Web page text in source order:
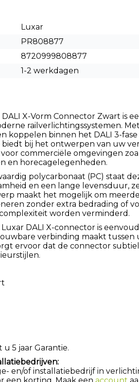
Luxar
PR808877
8720999808877
1-2 werkdagen
DALI X-Vorm Connector Zwart is
railverlichtingssystemen.
koppelen binnen het DALI 3-fase
biedt bij het ontwerpen van uw
commerciële omgevingen
en horecagelegenheden.
polycarbonaat (PC) staat
en een lange levensduur,
maakt het mogelijk om
zonder extra bedrading of
worden verminderd.
DALI X-connector is
verbinding maakt tussen
ervoor dat de connector
5 jaar Garantie.
en/of installatiebedrijf in
een korting. Maak een account